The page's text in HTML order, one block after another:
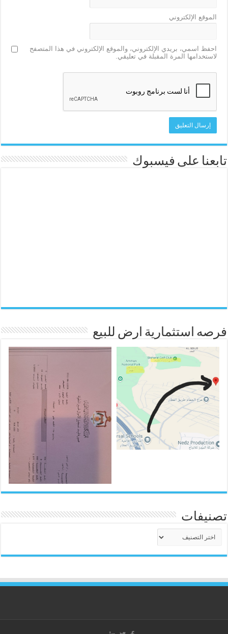
الموقع الإلكتروني
احفظ اسمي، بريدي الإلكتروني، والموقع الإلكتروني في هذا المتصفح
لاستخدامها المرة المقبلة في تعليقي.
تابعنا على فيسبوك
فرصه استثمارية ارض للبيع
تصنيفات